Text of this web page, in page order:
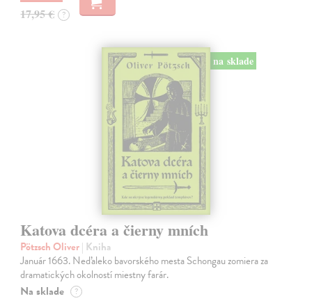
17,95 € ?
na sklade
Katova dcéra a čierny mních
Pötzsch Oliver| Kniha
Január 1663. Neďaleko bavorského mesta Schongau zomiera za
dramatických okolností miestny farár.
Na sklade ?